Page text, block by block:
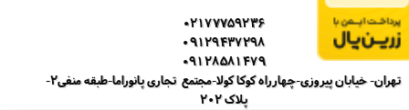
02177759236
09129437298
09128581479
تهران- خیابان پیروزی-چهارراه کوکا کولا-مجتمع تجاری پانوراما-طبقه منفی2-
پلاک 202